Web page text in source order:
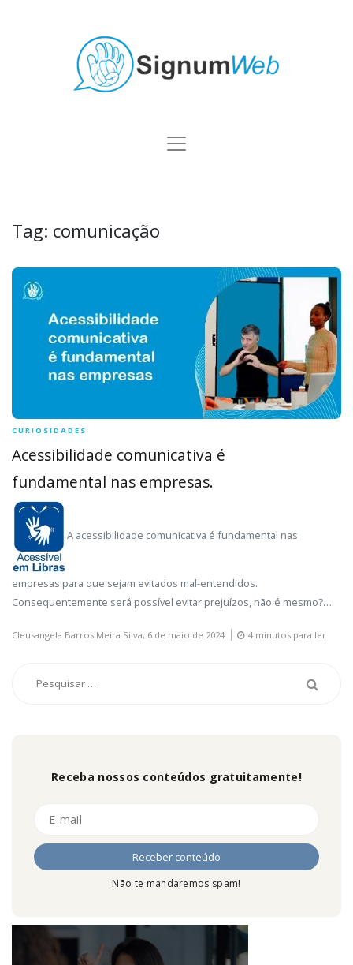
Tag: comunicação
CURIOSIDADES
Acessibilidade comunicativa é
fundamental nas empresas.
A acessibilidade comunicativa é fundamental nas
empresas para que sejam evitados mal-entendidos.
Consequentemente será possível evitar prejuízos, não é mesmo?…
Cleusangela Barros Meira Silva, 6 de maio de 2024 4 minutos para ler
Receba nossos conteúdos gratuitamente!
Não te mandaremos spam!